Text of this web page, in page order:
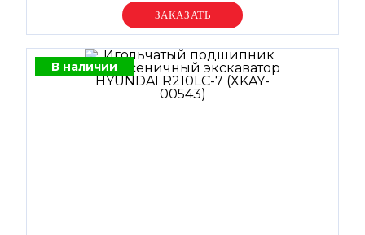
Уточняйте цену
В наличии